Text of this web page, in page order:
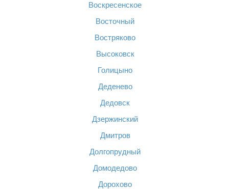
Воскресенское
Восточный
Востряково
Высоковск
Голицыно
Деденево
Дедовск
Дзержинский
Дмитров
Долгопрудный
Домодедово
Дорохово